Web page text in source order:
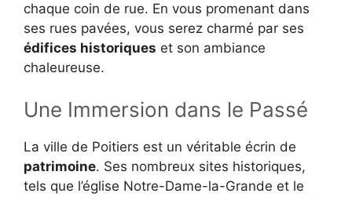
chaque coin de rue. En vous promenant dans
ses rues pavées, vous serez charmé par ses
édifices historiques et son ambiance
chaleureuse.
Une Immersion dans le Passé
La ville de Poitiers est un véritable écrin de
patrimoine. Ses nombreux sites historiques,
tels que l’église Notre-Dame-la-Grande et le